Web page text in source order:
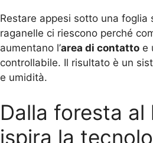
Restare appesi sotto una
raganelle ci riescono perché
aumentano l’area di contatto e
controllabile. Il risultato è un
e umidità.
Dalla foresta
ispira la